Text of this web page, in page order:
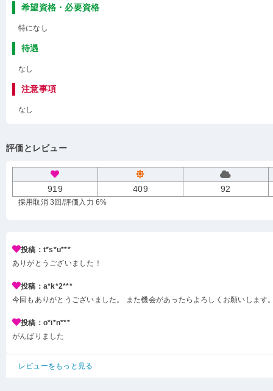
希望資格・必要資格
特になし
待遇
なし
注意事項
なし
評価とレビュー
919 409 92
採用取消 3回 /評価入力 6%
投稿：t*s*u***
ありがとうございました！
投稿：a*k*2***
今回もありがとうございました。 また機会があったらよろしくお願いします
投稿：o*i*n***
がんばりました
レビューをもっと見る